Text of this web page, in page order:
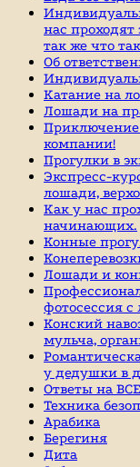
нас проходят
так же что
Об
Катание на
Лошади на
компании!
Прогулки в
Экспресс-
лошади,
Как у нас
начинающих.
Конные
Лошади и
фотосессия
Конский
мульча,
у дедушки в
Ответы на
Техника
Арабика
Берегиня
Дита